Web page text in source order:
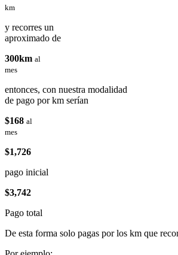
km
y recorres un
aproximado de
300km al
mes
entonces, con nuestra modalidad
de pago por km serían
$168 al
mes
$1,726
pago inicial
$3,742
Pago total
De esta forma solo pagas por los km que